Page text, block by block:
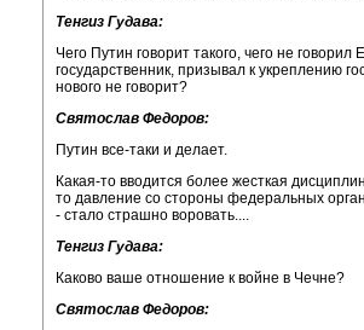
Тенгиз Гудава:
Чего Путин говорит такого, чего не
государственник, призывал к укреплению
нового не говорит?
Святослав Федоров:
Путин все-таки и делает.
Какая-то вводится более жесткая
то давление со стороны федеральных
- стало страшно воровать....
Тенгиз Гудава:
Каково ваше отношение к войне в Чечне?
Святослав Федоров: